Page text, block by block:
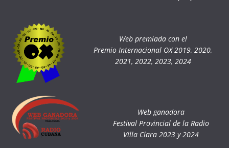
Web premiada con el
Premio Internacional OX 2019, 2020,
2021, 2022, 2023, 2024
Web ganadora
Festival Provincial de la Radio
Villa Clara 2023 y 2024